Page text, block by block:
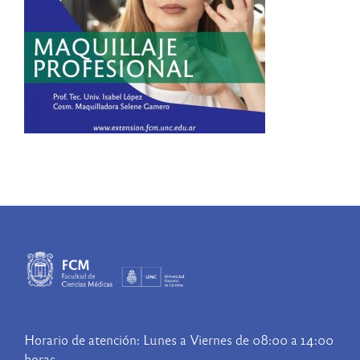
Horario de atención: Lunes a Viernes de 08:00 a 14:00